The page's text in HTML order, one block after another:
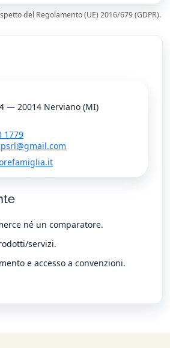
del Regolamento (UE) 2016/679 (GDPR).
— 20014 Nerviano (MI)
1779
né un comparatore.
servizi.
e accesso a convenzioni.